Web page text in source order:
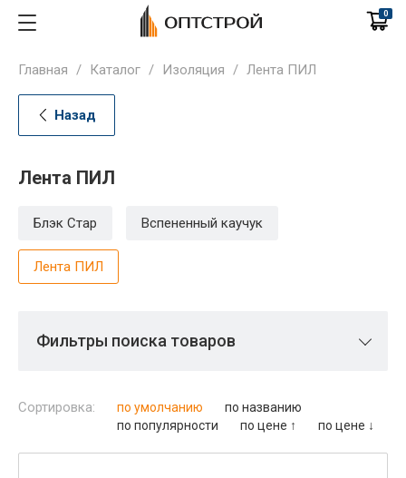
0
Главная / Каталог / Изоляция / Лента ПИЛ
Назад
Лента ПИЛ
Блэк Стар Вспененный каучук
Лента ПИЛ
Фильтры поиска товаров
Сортировка: по умолчанию
по названию
по популярности
по цене ↑ по цене ↓